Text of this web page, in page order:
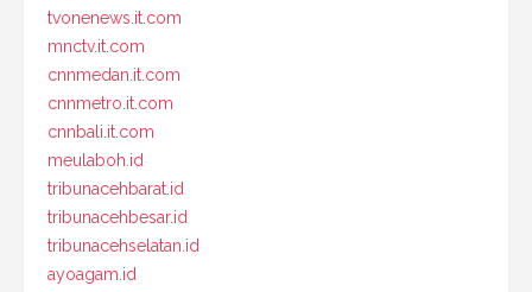
tvonenews.it.com
mnctv.it.com
cnnmedan.it.com
cnnmetro.it.com
cnnbali.it.com
meulaboh.id
tribunacehbarat.id
tribunacehbesar.id
tribunacehselatan.id
ayoagam.id